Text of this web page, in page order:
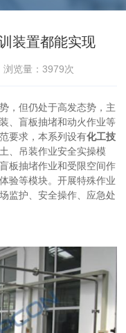
装置都能实现
浏览量：3979次
但仍处于高发态势，主
、盲板抽堵和动火作业等
要求，本系列设有化工技
、吊装作业安全实操模
板抽堵作业和受限空间作
验等模块。开展特殊作业
监护、安全操作、应急处